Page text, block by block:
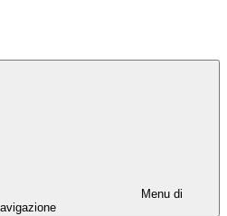
Menu di